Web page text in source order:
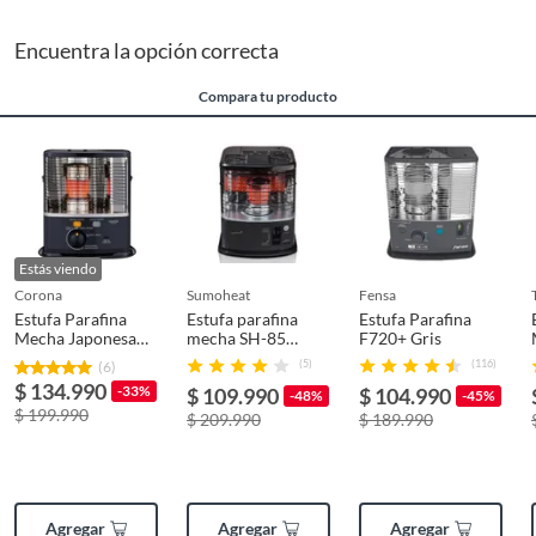
Rango aproximado de
51 - 100 m2
Capacidad de
calefacción
60 m2
Capacidad del
estanque (litros)
4
Garantía 2 años
8300 BTU
Tipo Parafina
Encuentra la opción correcta
Compara tu producto
Estás viendo
corona
Estufa Parafina
Mecha Japonesa
RX-2485 60 m²
Calor Radiante
(6)
$ 134.990 -33%
$ 199.990
Agregar
sumoheat
Estufa parafina
mecha SH-85
21Kw
(5)
$ 109.990 -48%
$ 209.990
Agregar
fensa
Estufa Parafina
F720+ Gris
(116)
$ 104.990 -45%
$ 189.990
Agregar